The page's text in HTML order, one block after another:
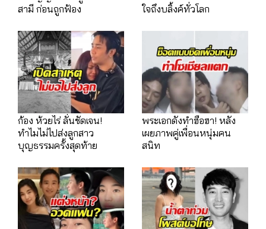
สามี ก่อนถูกฟ้อง
ใจถึงบลิ้งค์ทั่วโลก
ก้อง ห้วยไร่ ลั่นชัดเจน!
ทำไมไม่ไปส่งลูกสาว
บุญธรรมครั้งสุดท้าย
พระเอกดังทำฮือฮา! หลัง
เผยภาพคู่เพื่อนหนุ่มคน
สนิท